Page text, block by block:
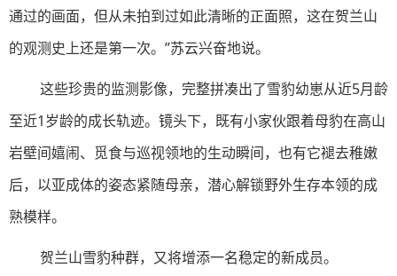
通过的画面，但从未拍到过如此清晰的正面照，这在贺兰山
的观测史上还是第一次。”苏云兴奋地说。
这些珍贵的监测影像，完整拼凑出了雪豹幼崽从近5月龄
至近1岁龄的成长轨迹。镜头下，既有小家伙跟着母豹在高山
岩壁间嬉闹、觅食与巡视领地的生动瞬间，也有它褪去稚嫩
后，以亚成体的姿态紧随母亲，潜心解锁野外生存本领的成
熟模样。
贺兰山雪豹种群，又将增添一名稳定的新成员。